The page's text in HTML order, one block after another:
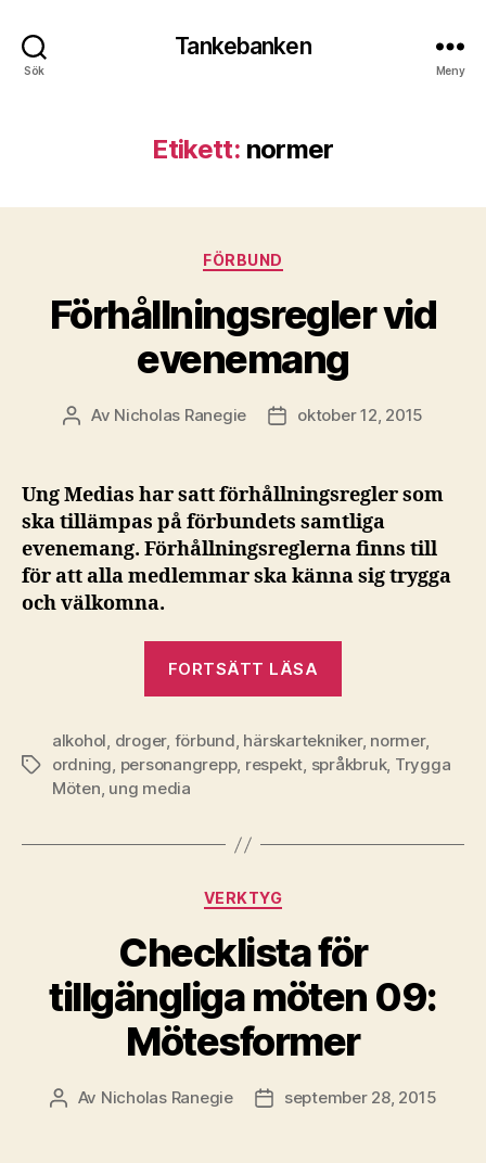
Sök
Tankebanken
Meny
Etikett: normer
Kategorier
FÖRBUND
Förhållningsregler vid
evenemang
Inläggsförfattare
Av Nicholas Ranegie Inläggsdatum
oktober 12, 2015
Ung Medias har satt förhållningsregler som
ska tillämpas på förbundets samtliga
evenemang. Förhållningsreglerna finns till
för att alla medlemmar ska känna sig trygga
och välkomna.
FORTSÄTT LÄSA
Etiketter
alkohol, droger, förbund, härskartekniker, normer,
ordning, personangrepp, respekt, språkbruk, Trygga
Möten, ung media
Kategorier
VERKTYG
Checklista för
tillgängliga möten 09:
Mötesformer
Inläggsförfattare
Av Nicholas Ranegie Inläggsdatum
september 28, 2015